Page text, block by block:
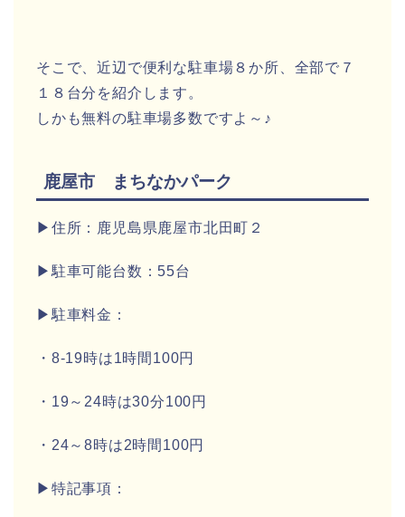
そこで、近辺で便利な駐車場８か所、全部で７
１８台分を紹介します。
しかも無料の駐車場多数ですよ～♪
鹿屋市 まちなかパーク
▶住所：鹿児島県鹿屋市北田町２
▶駐車可能台数：55台
▶駐車料金：
・8-19時は1時間100円
・19～24時は30分100円
・24～8時は2時間100円
▶特記事項：